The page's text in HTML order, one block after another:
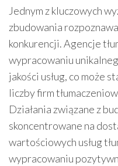
Jednym z kluczowych
zbudowania
konkurencji. Agencje
wypracowaniu
jakości usług, co może
liczby firm
Działania związane z
skoncentrowane na
wartościowych usług
wypracowaniu